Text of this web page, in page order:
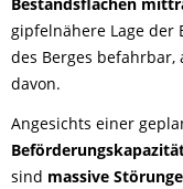
gipfelnähere Lage der
des Berges
davon.
Angesichts einer
sind massive